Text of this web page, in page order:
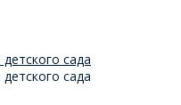
сада
сада